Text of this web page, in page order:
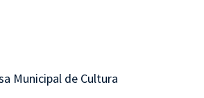
Municipal de Cultura